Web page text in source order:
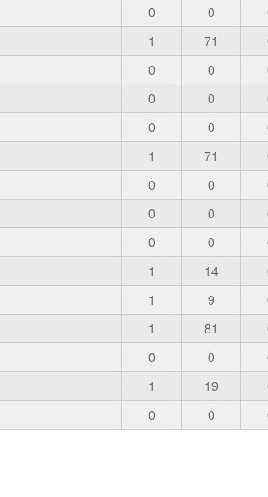
0 0
1 71
0 0
0 0
0 0
1 71
0 0
0 0
0 0
1 14
1 9
1 81
0 0
1 19
0 0